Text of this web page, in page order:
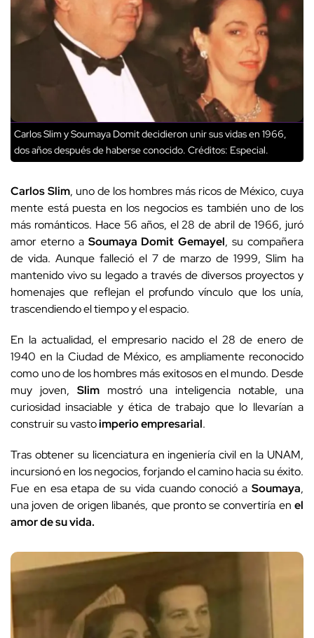
Carlos Slim y Soumaya Domit decidieron unir sus vidas en 1966,
dos años después de haberse conocido. Créditos: Especial.
Carlos Slim, uno de los hombres más ricos de México, cuya
mente está puesta en los negocios es también uno de los
más románticos. Hace 56 años, el 28 de abril de 1966, juró
amor eterno a Soumaya Domit Gemayel, su compañera
de vida. Aunque falleció el 7 de marzo de 1999, Slim ha
mantenido vivo su legado a través de diversos proyectos y
homenajes que reflejan el profundo vínculo que los unía,
trascendiendo el tiempo y el espacio.
En la actualidad, el empresario nacido el 28 de enero de
1940 en la Ciudad de México, es ampliamente reconocido
como uno de los hombres más exitosos en el mundo. Desde
muy joven, Slimmostró una inteligencia notable, una
curiosidad insaciable y ética de trabajo que lo llevarían a
construir su vastoimperio empresarial.
Tras obtener su licenciatura en ingeniería civil en la UNAM,
incursionó en los negocios, forjando el camino hacia su éxito.
Fue en esa etapa de su vida cuando conoció a Soumaya,
una joven de origen libanés, que pronto se convertiría en el
amor de su vida.